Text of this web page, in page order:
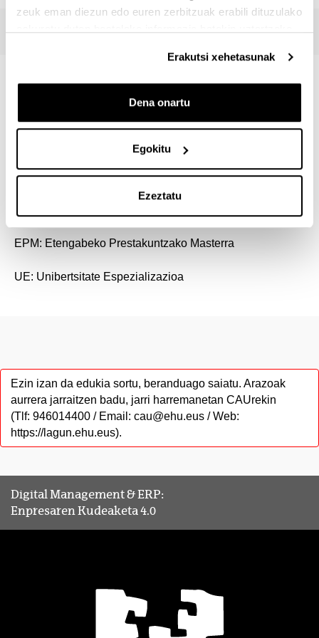
zeuk eman diezun edo euren zerbitzuak erabili dituzulako
Erakutsi xehetasunak
Dena onartu
Egokitu
Ezeztatu
Digital Management & ERP: Enpresaren
(EPM) (60 ECTS)
Enpresaren Kudeaketa Digitala (UE) (30
Enpresa-kudeaketarako Sistemak-ERP (UE)
EPM: Etengabeko Prestakuntzako Masterra
UE: Unibertsitate Espezializazioa
Ezin izan da edukia sortu, beranduago saiatu. Arazoak
aurrera jarraitzen badu, jarri harremanetan CAUrekin
(Tlf: 946014400 / Email: cau@ehu.eus / Web:
https://lagun.ehu.eus).
Digital Management & ERP:
Enpresaren Kudeaketa 4.0